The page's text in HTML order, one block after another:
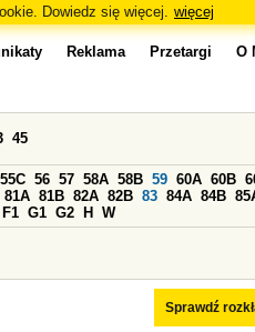
Dowiedz się więcej. więcej
Reklama Przetargi O
Sprawdź
45
55C 56 57 58A 58B 59 60A 60B
81A 81B 82A 82B 83 84A 84B
F1 G1 G2 H W